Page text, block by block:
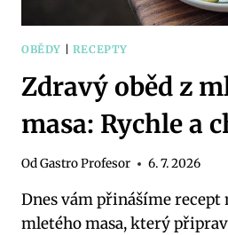
OBĚDY | RECEPTY
Zdravý oběd z
masa: Rychle a
OdGastro Profesor 6. 7. 2026
Dnes vám přinášíme recept
mletého masa, který